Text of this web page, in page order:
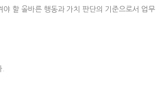
할 올바른 행동과 가치 판단의 기준으로서 업